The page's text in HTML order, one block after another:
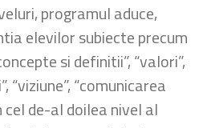
programul aduce,
elevilor subiecte precum
si definitii”, “valori”,
“viziune”, “comunicarea
cel de-al doilea nivel al